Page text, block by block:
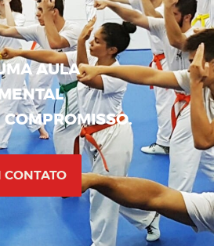
AULA